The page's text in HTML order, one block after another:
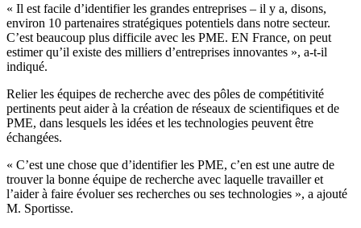
« Il est facile d’identifier les grandes entreprises – il y a, disons,
environ 10 partenaires stratégiques potentiels dans notre secteur.
C’est beaucoup plus difficile avec les PME. EN France, on peut
estimer qu’il existe des milliers d’entreprises innovantes », a-t-il
indiqué.
Relier les équipes de recherche avec des pôles de compétitivité
pertinents peut aider à la création de réseaux de scientifiques et de
PME, dans lesquels les idées et les technologies peuvent être
échangées.
« C’est une chose que d’identifier les PME, c’en est une autre de
trouver la bonne équipe de recherche avec laquelle travailler et
l’aider à faire évoluer ses recherches ou ses technologies », a ajouté
M. Sportisse.